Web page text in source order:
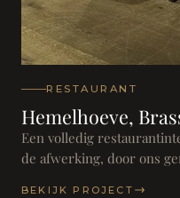
RESTAURANT
Hemelhoeve,
Een volledig
de afwerking, door ons
BEKIJK PROJECT